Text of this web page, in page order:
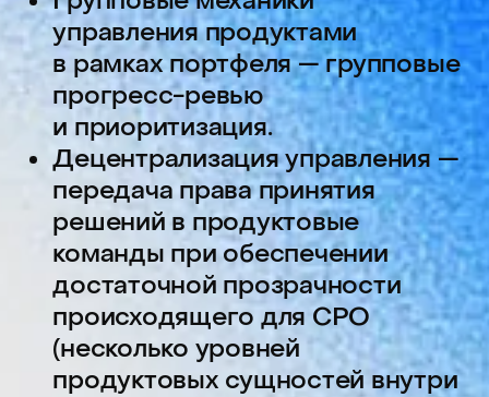
Слушатели, для которых тема
окажется актуальной, смогут:
Внедрить Stage-Gate-процесс
для управления жизненным
циклом продукта.
Начать использовать текстовые
документы для описания
продуктового видения
и управления прогрессом
развития продукта.
Переосмыслить подход
к портфельному управлению
и начать применять его в своей
практике.